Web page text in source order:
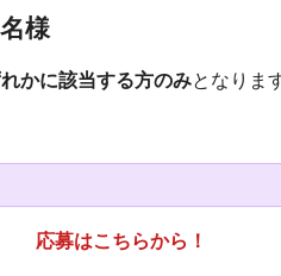
様
かに該当する方のみとなりま
応募はこちらから！